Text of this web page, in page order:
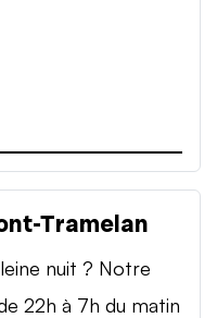
Tramelan
nuit ? Notre
22h à 7h du matin